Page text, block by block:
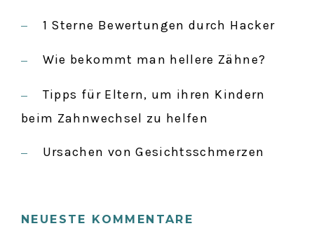
V
I
G
T
1 Sterne Bewertungen durch Hacker
Wie bekommt man hellere Zähne?
Tipps für Eltern, um ihren Kindern
beim Zahnwechsel zu helfen
Ursachen von Gesichtsschmerzen
NEUESTE KOMMENTARE